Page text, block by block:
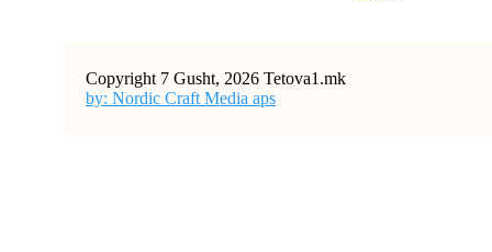
Copyright 7 Gusht, 2026 Tetova1.mk
by: Nordic Craft Media aps